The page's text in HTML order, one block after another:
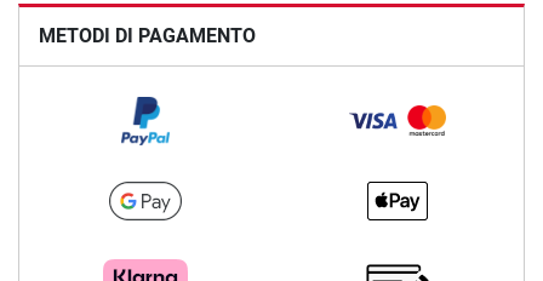
METODI DI PAGAMENTO